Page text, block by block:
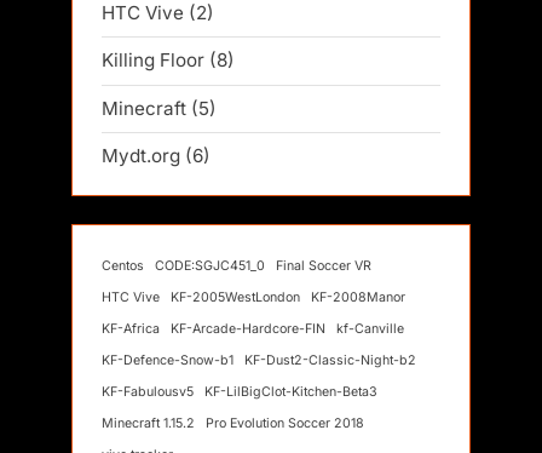
HTC Vive (2)
Killing Floor (8)
Minecraft (5)
Mydt.org (6)
Centos CODE:SGJC451_0
Final Soccer VR
HTC Vive
KF-2005WestLondon
KF-2008Manor
KF-Africa
KF-Arcade-Hardcore-FIN
kf-Canville
KF-Defence-Snow-b1
KF-Dust2-Classic-Night-b2
KF-Fabulousv5
KF-LilBigClot-Kitchen-Beta3
Minecraft 1.15.2
Pro Evolution Soccer 2018